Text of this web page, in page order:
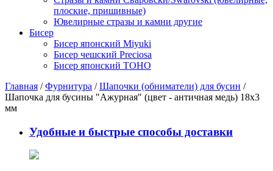
плоские, пришивные)
Ювелирные стразы и камни другие
Бисер
Бисер японский Miyuki
Бисер чешский Preciosa
Бисер японский TOHO
Главная /Фурнитура /Шапочки (обниматели) для бусин /
Шапочка для бусины "Ажурная" (цвет - античная медь) 18х3
мм
Удобные и быстрые способы доставки